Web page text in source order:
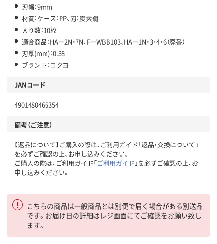
刃幅：9mm
材質：ケース：PP、刃：炭素鋼
入り数：10枚
適合商品：HAー2N・7N、FーWBB103、HAー1N・3・4・6（廃番）
刃厚(mm)：0.38
ブランド：コクヨ
JANコード
4901480466354
備考（ご注意）
【返品について】ご購入の際は、ご利用ガイド「返品・交換について」
を必ずご確認の上、お申し込みください。
ご購入の際は、ご利用ガイド「ご利用ガイド 」を必ずご確認の上、お
申し込みください。
こちらの商品は一般商品とは別便で届く場合がある別送品
です。お届け日の詳細はレジ画面にてご確認をお願い致し
ます。